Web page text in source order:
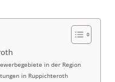
in der Region
in Ruppichteroth